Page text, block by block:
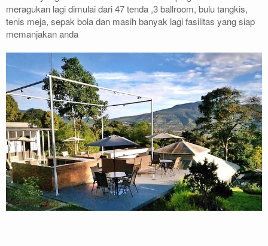
meragukan lagi dimulai dari 47 tenda ,3 ballroom, bulu tangkis,
tenis meja, sepak bola dan masih banyak lagi fasilitas yang siap
memanjakan anda